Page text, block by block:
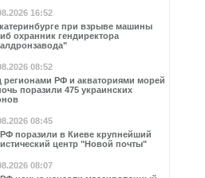
16:52
при взрыве машины
охранник гендиректора
08:52
регионами РФ и акваториями морей
поразили 475 украинских
08:45
поразили в Киеве крупнейший
центр "Новой почты"
08:07